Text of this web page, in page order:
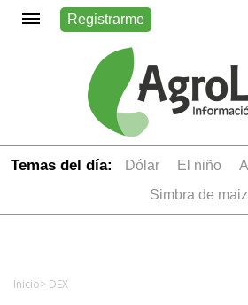
Registrarme
Temas del día: dólar el niño
simbra de maiz
Inicio> DEX